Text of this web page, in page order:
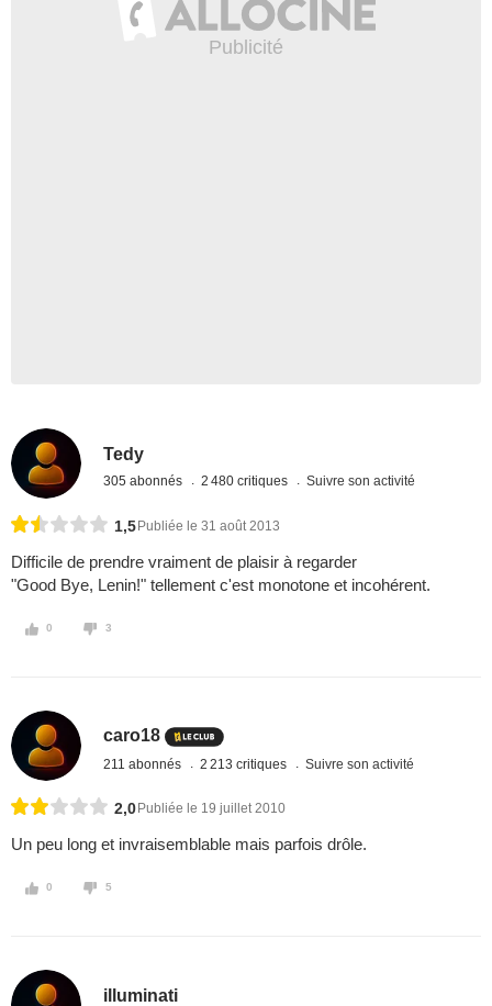
Tedy
305 abonnés 2 480 critiques Suivre son activité
1,5 Publiée le 31 août 2013
Difficile de prendre vraiment de plaisir à regarder
"Good Bye, Lenin!" tellement c'est monotone et incohérent.
0 3
caro18
211 abonnés 2 213 critiques Suivre son activité
2,0 Publiée le 19 juillet 2010
Un peu long et invraisemblable mais parfois drôle.
0 5
illuminati